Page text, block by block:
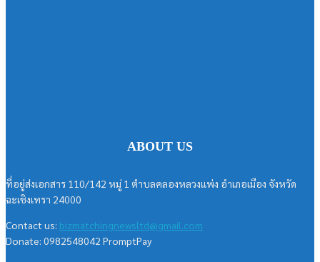
ABOUT US
ที่อยู่ส่งเอกสาร 110/142 หมู่ 1 ตำบลคลองหลวงแพ่ง อำเภอเมือง จังหวัด
ฉะเชิงเทรา 24000
Contact us: bizmatchingnewsltd@gmail.com
Donate: 0982548042 PromptPay